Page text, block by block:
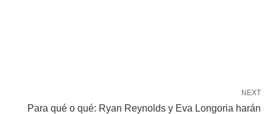
NEXT
Para qué o qué: Ryan Reynolds y Eva Longoria harán